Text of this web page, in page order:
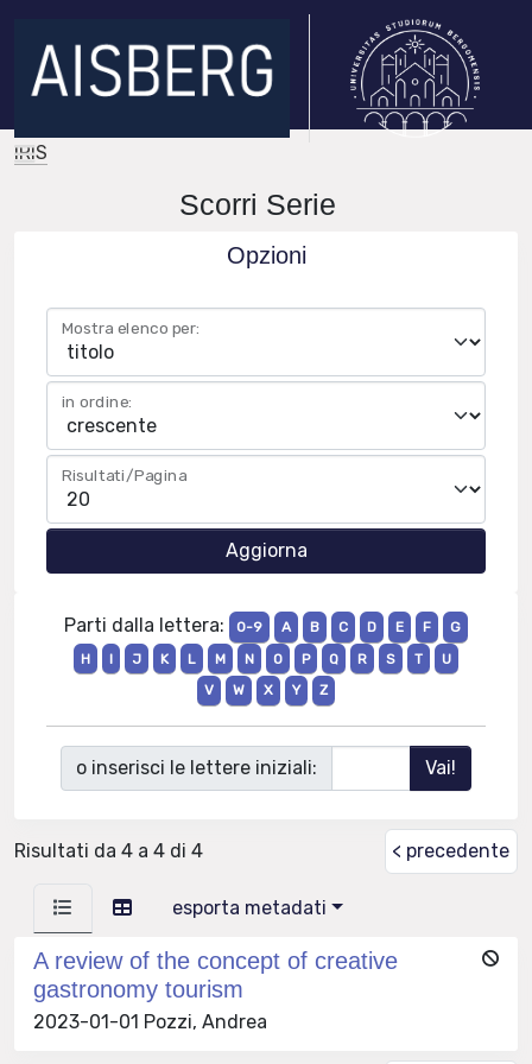
IRIS
Scorri Serie
Opzioni
Mostra elenco per:
in ordine:
Risultati/Pagina
Parti dalla lettera: 0-9 A B C D E F
G
H
I J K L M N O P Q R S T
U
V
W X Y Z
o inserisci le lettere iniziali:
Risultati da 4 a 4 di 4 < precedente
esporta metadati
A review of the concept of creative
gastronomy tourism
2023-01-01 Pozzi, Andrea